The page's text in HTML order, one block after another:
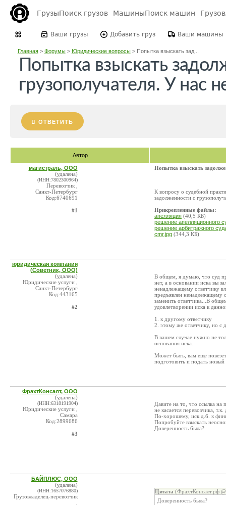
ГрузыПоиск грузов МашиныПоиск машин
Ваши грузы Добавить груз Ваши машины
Главная> Форумы> Юридические вопросы> Попытка взыскать зад...
Попытка взыскать
грузополучателя. У нас
ОТВЕТИТЬ
Автор
магистраль, ООО
(удалена)
(ИНН:7802300964)
Перевозчик ,
Санкт-Петербург
Код:6740691
#1
Попытка взыскать
К вопросу о судебной
задолженности с
Прикрепленные файлы:
апелляция (40,5 КБ)
решение апелляционного
решение арбитражного
cmr.jpg (344,3 КБ)
юридическая компания
(Советник, ООО)
(удалена)
Юридические услуги ,
Санкт-Петербург
Код:443165
#2
В общем, я думаю, что суд
нет, а в основании иска вы
ненадлежащему ответчику
предъявлен ненадлежащему
заменить ответчика...В
удовлетворении иска к
1. к другому ответчику
2. этому же ответчику, но с
В вашем случае нужно не
основания иска.
Может быть, вам еще
подготовить и подать новый
ФрахтКонсалт, ООО
(удалена)
(ИНН:6318191904)
Юридические услуги ,
Самара
Код:2899686
#3
Давите на то, что ссылка
не касается перевозчика,
По-хорошему, иск д.б. к
Попробуйте взыскать
Доверенность была?
БАЙПЛЮС, ООО
(удалена)
(ИНН:1657076880)
Грузовладелец-перевозчик
Цитата (ФрахтКонсалт.рф
Доверенность была?